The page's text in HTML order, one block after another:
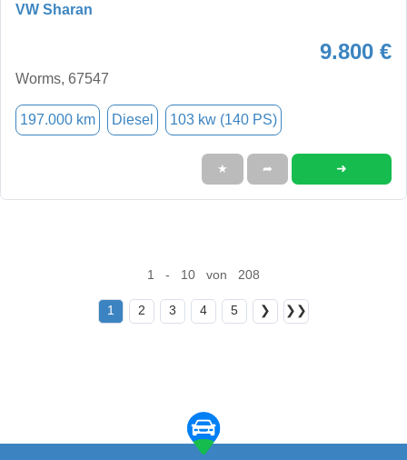
VW Sharan
9.800 €
Worms, 67547
197.000 km Diesel 103 kw (140 PS)
★ ➦ ➜
1 - 10 von 208
1 2 3 4 5 ❯ ❯❯